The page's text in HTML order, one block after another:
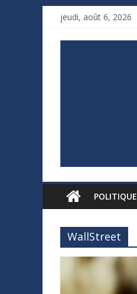
jeudi, août 6, 2026
POLITIQUE
WallStreet